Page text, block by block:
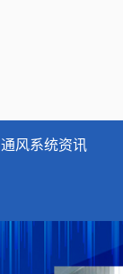
通风系统资讯